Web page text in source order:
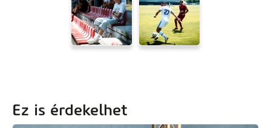
Ez is érdekelhet